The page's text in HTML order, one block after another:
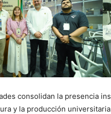
consolidan la presencia
y la producción